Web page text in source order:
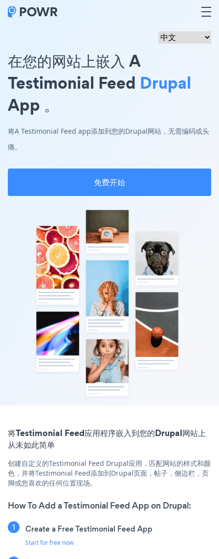
在您的网站上嵌入 A
Testimonial Feed Drupal
App 。
将A Testimonial Feed app添加到您的Drupal网站，无需编码或头
痛。
免费开始
将Testimonial Feed应用程序嵌入到您的Drupal网站上
从未如此简单
创建自定义的Testimonial Feed Drupal应用，匹配网站的样式和颜
色，并将Testimonial Feed添加到Drupal页面，帖子，侧边栏，页
脚或您喜欢的任何位置现场。
How To Add a Testimonial Feed App on Drupal:
Create a Free Testimonial Feed App
Start for free now